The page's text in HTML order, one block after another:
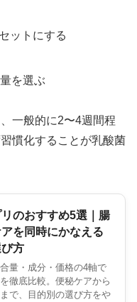
ットにする
を選ぶ
一般的に2〜4週間程
慣化することが乳酸菌
のおすすめ5選｜腸
を同時にかなえる
方
量・成分・価格の4軸で
徹底比較。便秘ケアから
で、目的別の選び方をや